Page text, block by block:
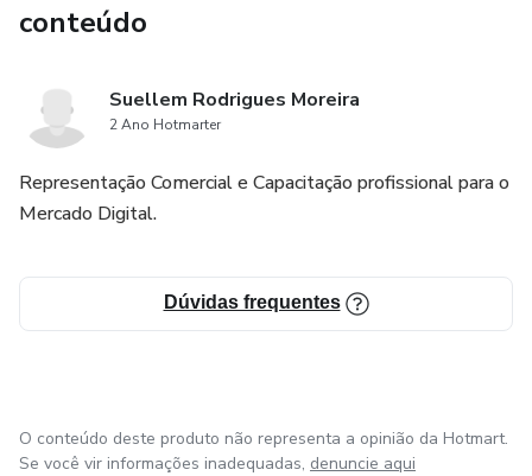
conteúdo
Suellem Rodrigues Moreira
2 Ano Hotmarter
Representação Comercial e Capacitação profissional para o
Mercado Digital.
Dúvidas frequentes
O conteúdo deste produto não representa a opinião da Hotmart.
Se você vir informações inadequadas, denuncie aqui